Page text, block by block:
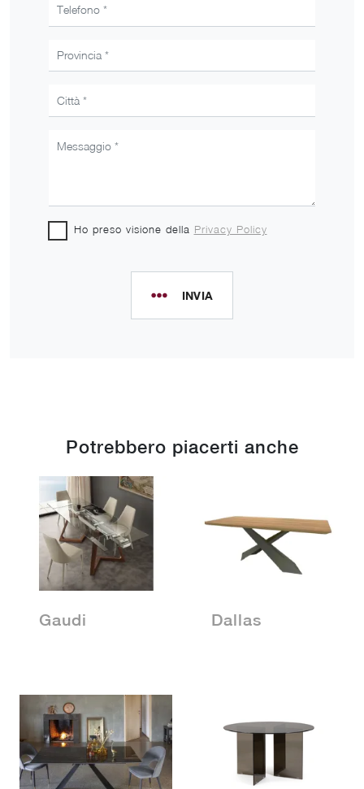
Ho preso visione della Privacy Policy
INVIA
Potrebbero piacerti anche
Gaudi Dallas